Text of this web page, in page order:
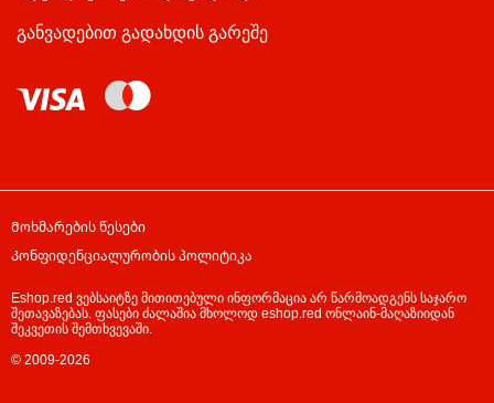
განვადებით გადახდის გარეშე
Მოხმარების წესები
Კონფიდენციალურობის პოლიტიკა
Eshop.red ვებსაიტზე მითითებული ინფორმაცია არ წარმოადგენს საჯარო
შეთავაზებას. ფასები ძალაშია მხოლოდ eshop.red ონლაინ-მაღაზიიდან
შეკვეთის შემთხვევაში.
© 2009-2026